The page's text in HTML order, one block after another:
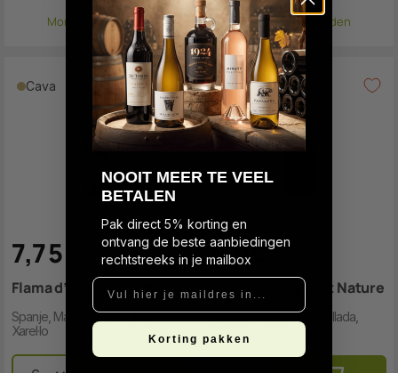
Morgen verzonden Morgen verzonden
Cava
7,75
Flama d’Or Cava Brut
Spanje, Macabeo, Parellada,
Xarel·lo
Cava
9,95
Cava Selecta Brut Nature
Spanje, Macabeo, Parellada,
NOOIT MEER TE VEEL
BETALEN
Pak direct 5% korting en
ontvang de beste aanbiedingen
rechtstreeks in je mailbox
Vul hier je maildres in...
Korting pakken